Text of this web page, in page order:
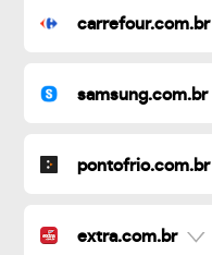
carrefour.com.br
samsung.com.br
pontofrio.com.br
extra.com.br